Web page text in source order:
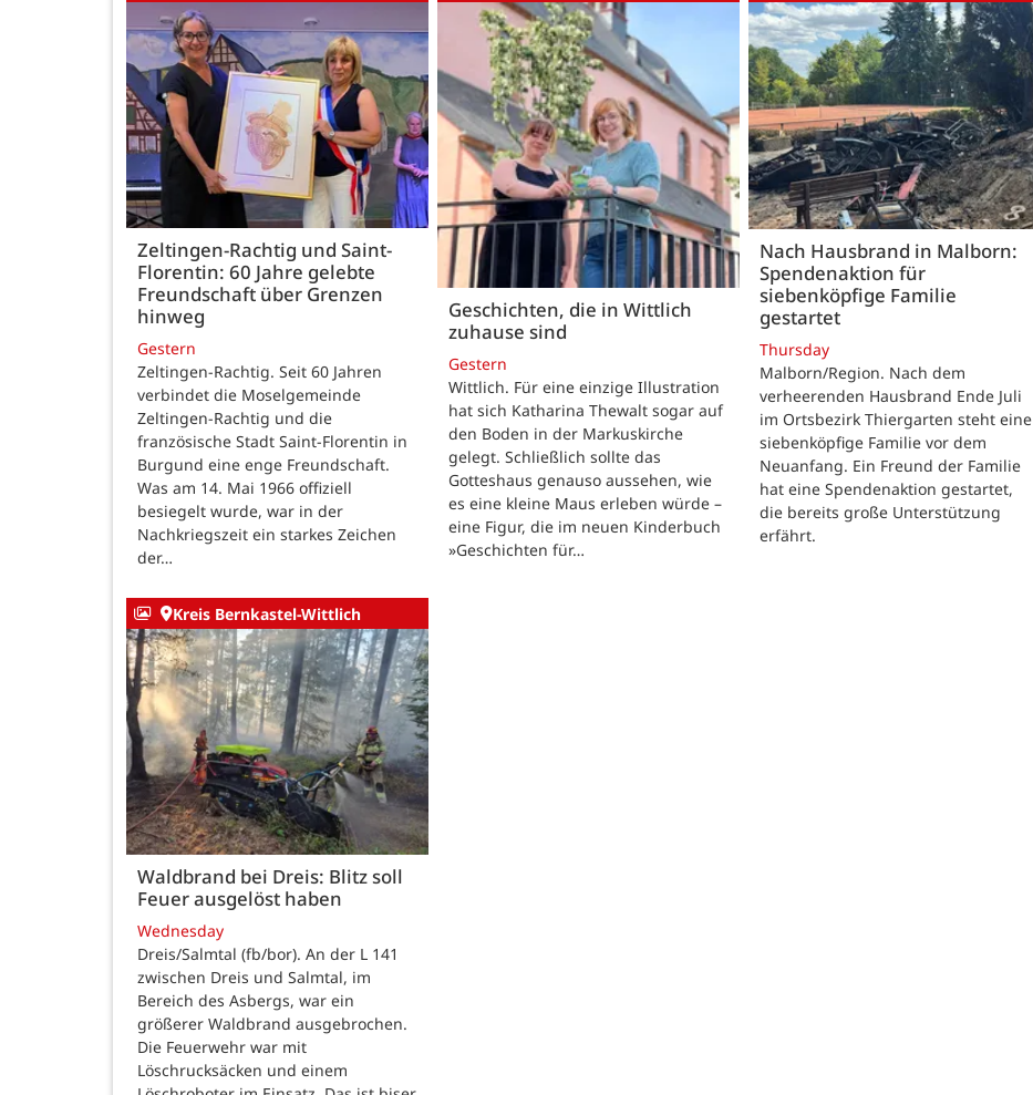
Zeltingen-Rachtig und Saint-
Florentin: 60 Jahre gelebte
Freundschaft über Grenzen
hinweg
Gestern
Zeltingen-Rachtig. Seit 60 Jahren
verbindet die Moselgemeinde
Zeltingen-Rachtig und die
französische Stadt Saint-Florentin in
Burgund eine enge Freundschaft.
Was am 14. Mai 1966 offiziell
besiegelt wurde, war in der
Nachkriegszeit ein starkes Zeichen
der…
Geschichten, die in Wittlich
zuhause sind
Gestern
Wittlich. Für eine einzige Illustration
hat sich Katharina Thewalt sogar auf
den Boden in der Markuskirche
gelegt. Schließlich sollte das
Gotteshaus genauso aussehen, wie
es eine kleine Maus erleben würde –
eine Figur, die im neuen Kinderbuch
»Geschichten für…
Nach Hausbrand in Malborn:
Spendenaktion für
siebenköpfige Familie
gestartet
Thursday
Malborn/Region. Nach dem
verheerenden Hausbrand Ende Juli
im Ortsbezirk Thiergarten steht eine
siebenköpfige Familie vor dem
Neuanfang. Ein Freund der Familie
hat eine Spendenaktion gestartet,
die bereits große Unterstützung
erfährt.
Kreis Bernkastel-Wittlich
Waldbrand bei Dreis: Blitz soll
Feuer ausgelöst haben
Wednesday
Dreis/Salmtal (fb/bor). An der L 141
zwischen Dreis und Salmtal, im
Bereich des Asbergs, war ein
größerer Waldbrand ausgebrochen.
Die Feuerwehr war mit
Löschrucksäcken und einem